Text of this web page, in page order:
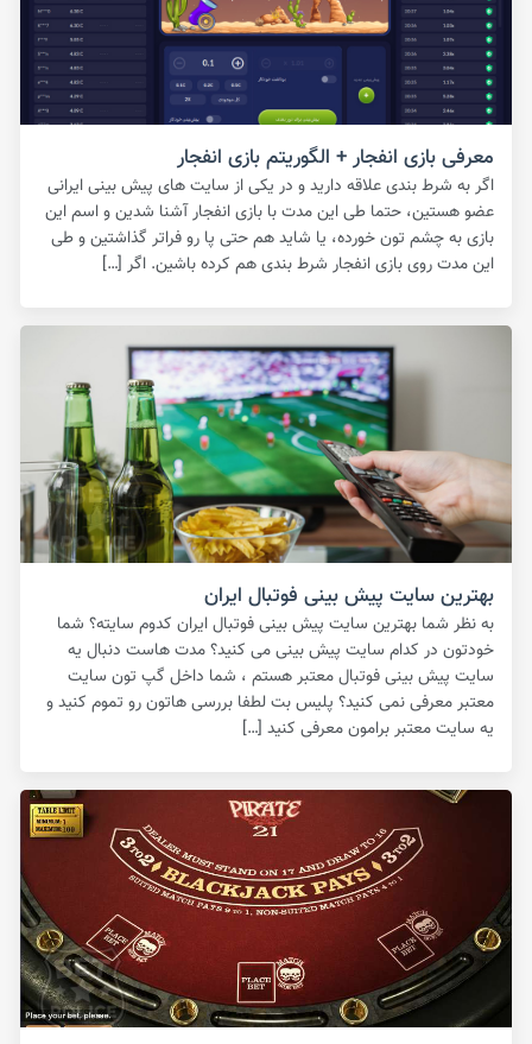
معرفی بازی انفجار + الگوریتم بازی انفجار
اگر به شرط بندی علاقه دارید و در یکی از سایت های پیش بینی ایرانی
عضو هستین، حتما طی این مدت با بازی انفجار آشنا شدین و اسم این
بازی به چشم تون خورده، یا شاید هم حتی پا رو فراتر گذاشتین و طی
این مدت روی بازی انفجار شرط بندی هم کرده باشین. اگر […]
بهترین سایت پیش بینی فوتبال ایران
به نظر شما بهترین سایت پیش بینی فوتبال ایران کدوم سایته؟ شما
خودتون در کدام سایت پیش بینی می کنید؟ مدت هاست دنبال یه
سایت پیش بینی فوتبال معتبر هستم ، شما داخل گپ تون سایت
معتبر معرفی نمی کنید؟ پلیس بت لطفا بررسی هاتون رو تموم کنید و
یه سایت معتبر برامون معرفی کنید […]